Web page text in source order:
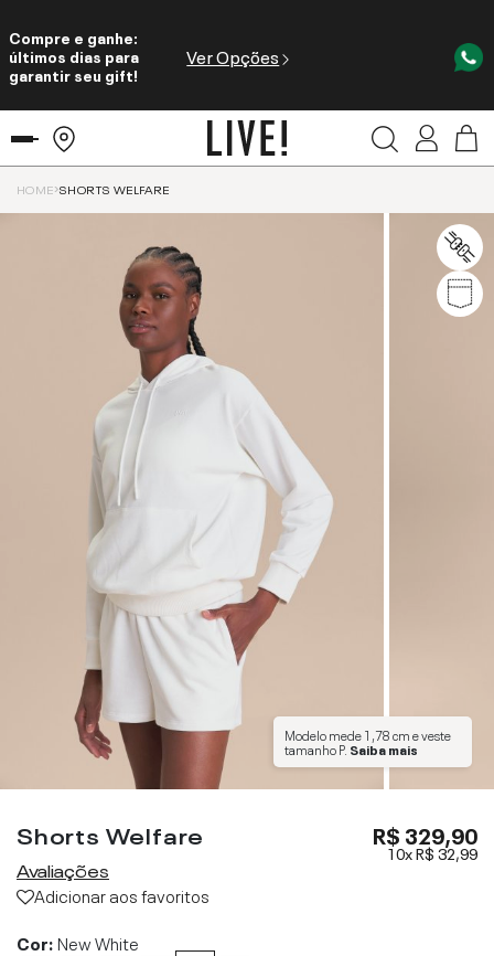
Compre e ganhe:
últimos dias para
garantir seu gift!
Ver Opções
HOME SHORTS WELFARE
Modelo mede1,78 cme veste
tamanhoP. Saiba mais
Shorts Welfare
Avaliações
Adicionar aos favoritos
R$ 329,90
10xR$ 32,99
Cor:New White